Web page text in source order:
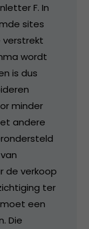
F. In
sites
verstrekt
wordt
is dus
minder
andere
de verkoop
ter
een
Die